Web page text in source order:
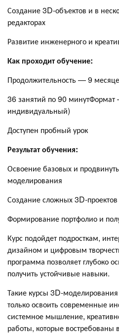
Создание 3D-объектов и в
редакторах
Развитие инженерного и
Как проходит обучение:
Продолжительность — 9
36 занятий по 90
индивидуальный)
Доступен пробный урок
Результат обучения:
Освоение базовых и
моделирования
Создание сложных 3D-проектов
Формирование портфолио и
Курс подойдет подросткам,
дизайном и цифровым
программа позволяет глубоко
получить устойчивые навыки.
Такие курсы 3D-
только освоить современные
системное мышление,
работы, которые